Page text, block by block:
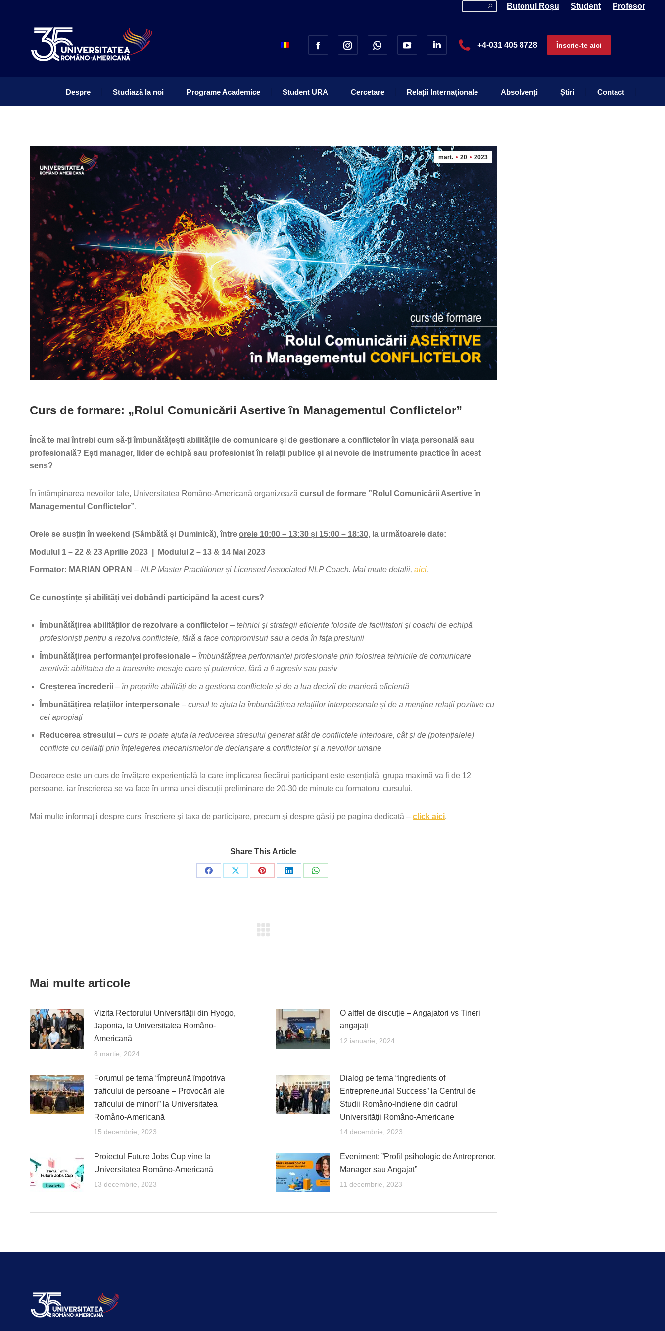
Search: Butonul Roșu Student Profesor
+4-031 405 8728 Înscrie-te aici
Despre Studiază la noi Programe Academice Student URA Cercetare Relații Internaționale Absolvenți Știri Contact
mart. 20 2023
Curs de formare: „Rolul Comunicării Asertive în Managementul Conflictelor”
Încă te mai întrebi cum să-ți îmbunătățești abilitățile de comunicare și de gestionare a conflictelor în viața personală sau
profesională? Ești manager, lider de echipă sau profesionist în relații publice și ai nevoie de instrumente practice în acest
sens?
În întâmpinarea nevoilor tale, Universitatea Româno-Americană organizează cursul de formare ”Rolul Comunicării Asertive în
Managementul Conflictelor”.
Orele se susțin în weekend (Sâmbătă și Duminică), între orele 10:00 – 13:30 și 15:00 – 18:30, la următoarele date:
Modulul 1 – 22 & 23 Aprilie 2023 | Modulul 2 – 13 & 14 Mai 2023
Formator: MARIAN OPRAN – NLP Master Practitioner și Licensed Associated NLP Coach. Mai multe detalii, aici.
Ce cunoștințe și abilități vei dobândi participând la acest curs?
Îmbunătățirea abilităților de rezolvare a conflictelor – tehnici și strategii eficiente folosite de facilitatori și coachi de echipă
profesioniști pentru a rezolva conflictele, fără a face compromisuri sau a ceda în fața presiunii
Îmbunătățirea performanței profesionale – îmbunătățirea performanței profesionale prin folosirea tehnicile de comunicare
asertivă: abilitatea de a transmite mesaje clare și puternice, fără a fi agresiv sau pasiv
Creșterea încrederii – în propriile abilități de a gestiona conflictele și de a lua decizii de manieră eficientă
Îmbunătățirea relațiilor interpersonale – cursul te ajuta la îmbunătățirea relațiilor interpersonale și de a menține relații pozitive cu
cei apropiați
Reducerea stresului – curs te poate ajuta la reducerea stresului generat atât de conflictele interioare, cât și de (potențialele)
conflicte cu ceilalți prin înțelegerea mecanismelor de declanșare a conflictelor și a nevoilor umane
Deoarece este un curs de învățare experiențială la care implicarea fiecărui participant este esențială, grupa maximă va fi de 12
persoane, iar înscrierea se va face în urma unei discuții preliminare de 20-30 de minute cu formatorul cursului.
Mai multe informații despre curs, înscriere și taxa de participare, precum și despre găsiți pe pagina dedicată – click aici.
Share This Article
Share
Share
Share
Share
Share
Mai multe articole
Vizita Rectorului Universității din Hyogo,
Japonia, la Universitatea Româno-
Americană
8 martie, 2024
O altfel de discuție – Angajatori vs Tineri
angajați
12 ianuarie, 2024
Forumul pe tema “Împreună împotriva
traficului de persoane – Provocări ale
traficului de minori” la Universitatea
Româno-Americană
15 decembrie, 2023
Dialog pe tema “Ingredients of
Entrepreneurial Success” la Centrul de
Studii Româno-Indiene din cadrul
Universității Româno-Americane
14 decembrie, 2023
Proiectul Future Jobs Cup vine la
Universitatea Româno-Americană
13 decembrie, 2023
Eveniment: ”Profil psihologic de Antreprenor,
Manager sau Angajat”
11 decembrie, 2023
Relații Internaționale